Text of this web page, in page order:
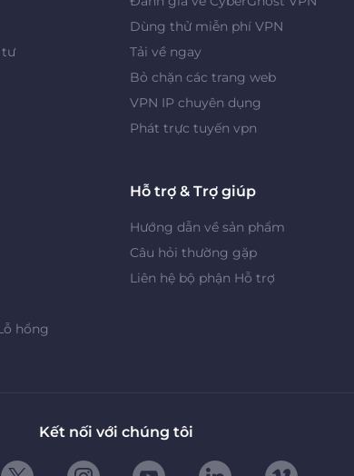
tư
Dùng thử miễn phí VPN
Tải về ngay
Bỏ chặn các trang web
VPN IP chuyên dụng
Phát trực tuyến vpn
hổng
Hỗ trợ & Trợ giúp
Hướng dẫn về sản phẩm
Câu hỏi thường gặp
Liên hệ bộ phận Hỗ trợ
Kết nối với chúng tôi